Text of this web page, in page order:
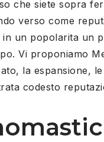
che siete sopra
verso come
un popolarita un
Vi proponiamo
la espansione,
codesto